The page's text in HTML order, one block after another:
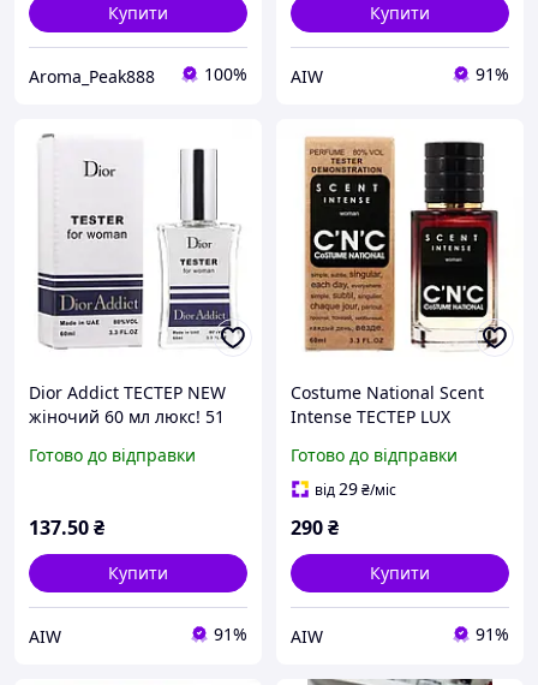
Купити
Aroma_Peak888 100%
Купити
AIW 91%
Dior Addict ТЕСТЕР NEW
жіночий 60 мл люкс! 51
Готово до відправки
137.50₴
Купити
AIW 91%
Costume National Scent
Intense ТЕСТЕР LUX
Готово до відправки
від29₴/міс
290₴
Купити
AIW 91%